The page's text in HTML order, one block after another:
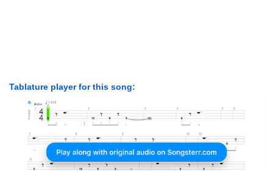
Tablature player for this song: